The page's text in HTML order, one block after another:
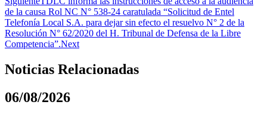
de la causa Rol NC N° 538-24 caratulada “Solicitud de Entel
Telefonía Local S.A. para dejar sin efecto el resuelvo N° 2 de la
Resolución N° 62/2020 del H. Tribunal de Defensa de la Libre
Competencia”.Next
Noticias Relacionadas
06/08/2026